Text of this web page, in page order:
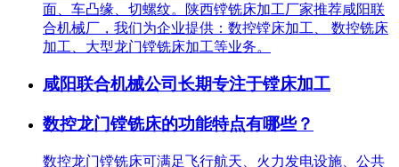
面、车凸缘、切螺纹。陕西镗铣床加工厂家推荐咸阳联
合机械厂，我们为企业提供：数控镗床加工、 数控铣床
加工、大型龙门镗铣床加工等业务。
咸阳联合机械公司长期专注于镗床加工
数控龙门镗铣床的功能特点有哪些？
数控龙门镗铣床可满足飞行航天、火力发电设施、公共